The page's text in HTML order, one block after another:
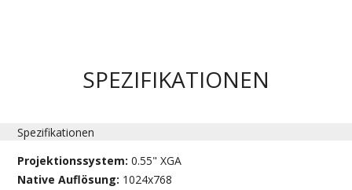
SPEZIFIKATIONEN
Spezifikationen
Projektionssystem:0.55" XGA
Native Auflösung: 1024x768